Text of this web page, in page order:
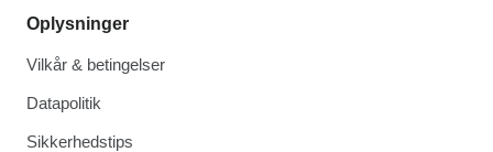
Oplysninger
Vilkår & betingelser
Datapolitik
Sikkerhedstips